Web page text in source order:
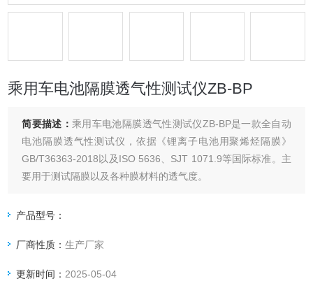
乘用车电池隔膜透气性测试仪ZB-BP
简要描述： 乘用车电池隔膜透气性测试仪ZB-BP是一款全自动
电池隔膜透气性测试仪，依据《锂离子电池用聚烯烃隔膜》
GB/T36363-2018以及ISO 5636、SJT 1071.9等国际标准。主
要用于测试隔膜以及各种膜材料的透气度。
产品型号：
厂商性质：生产厂家
更新时间： 2025-05-04